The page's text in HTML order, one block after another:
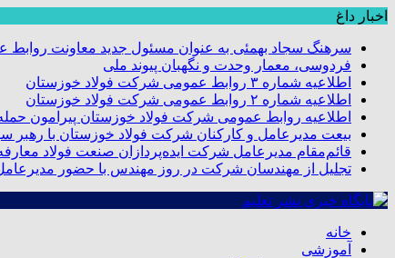
اخبار داغ
سرهنگ سجاد بهمئی به عنوان مسئول جدید معاونت
فردوسی، معمار وحدت و نگهبان پیوند ملی
اطلاعیه شماره ۳ روابط عمومی شرکت فولاد خوزستان
اطلاعیه شماره ۲ روابط عمومی شرکت فولاد خوزستان
اطلاعیه روابط عمومی شرکت فولاد خوزستان پیرامون
بیعت مدیرعامل و کارکنان شرکت فولاد خوزستان با رهبر
قائم‌مقام مدیرعامل شرکت ایده‌پردازان صنعت فولاد
تجلیل از مهندسان شرکت در روز مهندس با حضور
خانه
آموزشی